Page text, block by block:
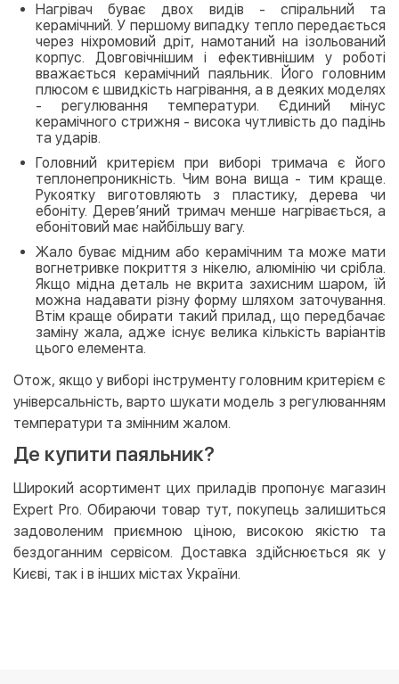
Нагрівач буває двох видів - спіральний та
керамічний. У першому випадку тепло передається
через ніхромовий дріт, намотаний на ізольований
корпус. Довговічнішим і ефективнішим у роботі
вважається керамічний паяльник. Його головним
плюсом є швидкість нагрівання, а в деяких моделях
- регулювання температури. Єдиний мінус
керамічного стрижня - висока чутливість до падінь
та ударів.
Головний критерієм при виборі тримача є його
теплонепроникність. Чим вона вища - тим краще.
Рукоятку виготовляють з пластику, дерева чи
ебоніту. Дерев’яний тримач менше нагрівається, а
ебонітовий має найбільшу вагу.
Жало буває мідним або керамічним та може мати
вогнетривке покриття з нікелю, алюмінію чи срібла.
Якщо мідна деталь не вкрита захисним шаром, їй
можна надавати різну форму шляхом заточування.
Втім краще обирати такий прилад, що передбачає
заміну жала, адже існує велика кількість варіантів
цього елемента.
Отож, якщо у виборі інструменту головним критерієм є
універсальність, варто шукати модель з регулюванням
температури та змінним жалом.
Де купити паяльник?
Широкий асортимент цих приладів пропонує магазин
Expert Pro. Обираючи товар тут, покупець залишиться
задоволеним приємною ціною, високою якістю та
бездоганним сервісом. Доставка здійснюється як у
Києві, так і в інших містах України.